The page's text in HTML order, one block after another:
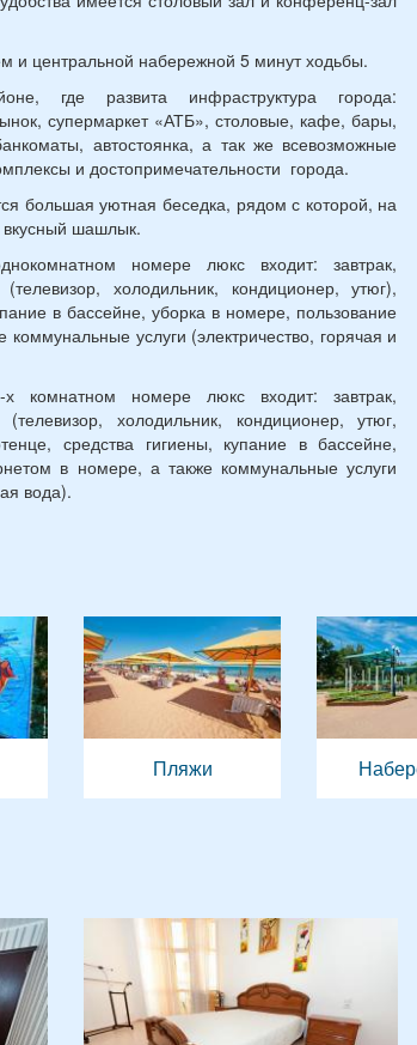
и центральной набережной 5 минут ходьбы.
где развита инфраструктура города:
супермаркет «АТБ», столовые, кафе, бары,
автостоянка, а так же всевозможные
и достопримечательности города.
большая уютная беседка, рядом с которой, на
вкусный шашлык.
номере люкс входит: завтрак,
холодильник, кондиционер, утюг),
в бассейне, уборка в номере, пользование
услуги (электричество, горячая и
комнатном номере люкс входит: завтрак,
холодильник, кондиционер, утюг,
средства гигиены, купание в бассейне,
в номере, а также коммунальные услуги
вода).
Пляжи